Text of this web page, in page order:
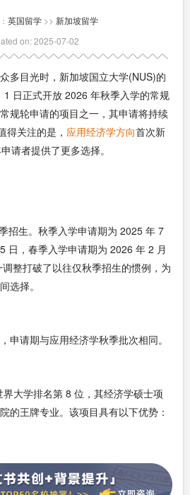
英国留学 >> 新加坡留学
on: 2025-07-02
多目光时，新加坡国立大学(NUS)的
日正式开放 2026 年秋季入学的常规
规轮申请的项目之一，其申请将持续
得关注的是， 应用经济学方向首次新
请者提供了更多选择。
招生。秋季入学申请期为 2025 年 7
日，春季入学申请期为 2026 年 2 月
整打破了以往仅秋季招生的惯例，为
选择。
申请期与应用经济学秋季批次相同。
大学排名第 8 位，其经济学硕士项
的王牌专业。该项目具有以下优势：